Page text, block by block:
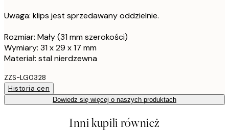
Uwaga: klips jest sprzedawany oddzielnie.
Rozmiar: Mały (31 mm szerokości)
Wymiary: 31 x 29 x 17 mm
Materiał: stal nierdzewna
ZZS-LG0328
Historia cen
Dowiedz się więcej o naszych produktach
Inni kupili również